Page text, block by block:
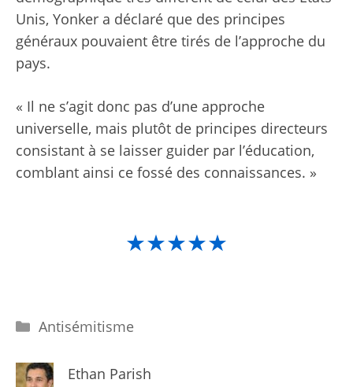
Unis, Yonker a déclaré que des principes
généraux pouvaient être tirés de l’approche du
pays.
« Il ne s’agit donc pas d’une approche
universelle, mais plutôt de principes directeurs
consistant à se laisser guider par l’éducation,
comblant ainsi ce fossé des connaissances. »
★★★★★
Catégories
Antisémitisme
Ethan Parish